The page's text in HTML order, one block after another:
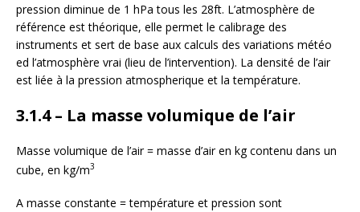
pression diminue de 1 hPa tous les 28ft. L’atmosphère de
référence est théorique, elle permet le calibrage des
instruments et sert de base aux calculs des variations météo
ed l’atmosphère vrai (lieu de l’intervention). La densité de l’air
est liée à la pression atmospherique et la température.
3.1.4 – La masse volumique de l’air
Masse volumique de l’air = masse d’air en kg contenu dans un
cube, en kg/m3
A masse constante = température et pression sont